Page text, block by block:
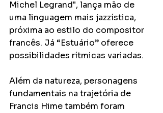
Michel Legrand", lança mão de
uma linguagem mais jazzística,
próxima ao estilo do compositor
francês. Já “Estuário” oferece
possibilidades rítmicas variadas.
Além da natureza, personagens
fundamentais na trajetória de
Francis Hime também foram